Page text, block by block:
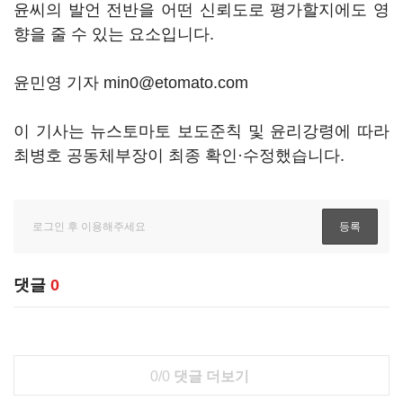
윤씨의 발언 전반을 어떤 신뢰도로 평가할지에도 영
향을 줄 수 있는 요소입니다.
윤민영 기자 min0@etomato.com
이 기사는 뉴스토마토 보도준칙 및 윤리강령에 따라
최병호 공동체부장이 최종 확인·수정했습니다.
댓글 0
0/0 댓글 더보기